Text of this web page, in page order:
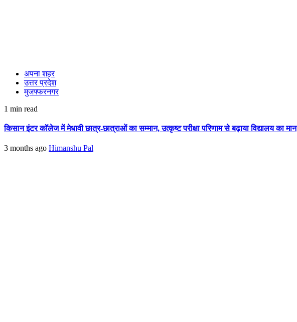
अपना शहर
उत्तर प्रदेश
मुजफ्फरनगर
1 min read
किसान इंटर कॉलेज में मेधावी छात्र-छात्राओं का सम्मान, उत्कृष्ट परीक्षा परिणाम से बढ़ाया विद्यालय का मान
3 months ago Himanshu Pal